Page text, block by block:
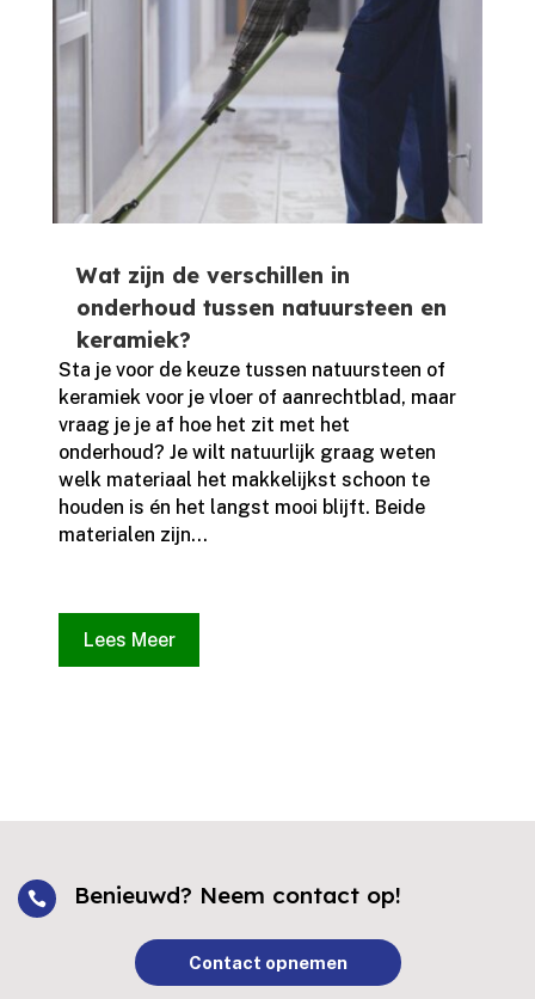
Wat zijn de verschillen in
onderhoud tussen natuursteen en
keramiek?
Sta je voor de keuze tussen natuursteen of
keramiek voor je vloer of aanrechtblad, maar
vraag je je af hoe het zit met het
onderhoud? Je wilt natuurlijk graag weten
welk materiaal het makkelijkst schoon te
houden is én het langst mooi blijft.​ Beide
materialen zijn...
Lees Meer
 Benieuwd? Neem contact op!
Contact opnemen